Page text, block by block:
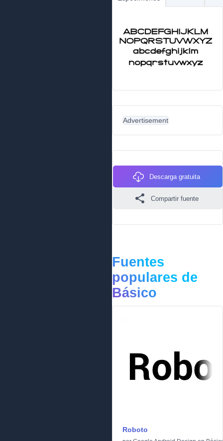
Advertisement
Descarga gratuita
Compartir fuente
Fuentes
populares de
Básico
Roboto